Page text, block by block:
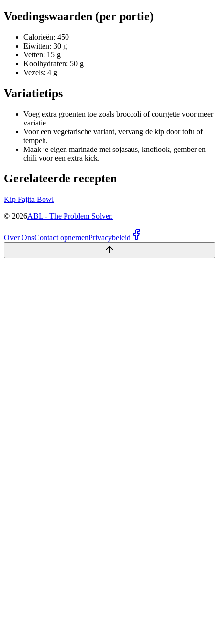
Voedingswaarden (per portie)
Calorieën: 450
Eiwitten: 30 g
Vetten: 15 g
Koolhydraten: 50 g
Vezels: 4 g
Variatietips
Voeg extra groenten toe zoals broccoli of courgette voor meer
variatie.
Voor een vegetarische variant, vervang de kip door tofu of
tempeh.
Maak je eigen marinade met sojasaus, knoflook, gember en
chili voor een extra kick.
Gerelateerde recepten
Kip Fajita Bowl
© 2026ABL - The Problem Solver.
Over OnsContact opnemenPrivacybeleid